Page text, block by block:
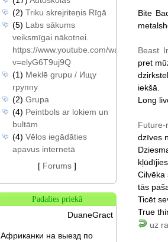
Bite
Beast
pret
iekšā.
Long
Future-
dzīves
kļūdījies.
Cilvēka
tās
Ticēt
True
uz
(2) Triku skrejriteņis Rīgā
(5) Labs sākums
veiksmīgai nākotnei.
https://www.youtube.com/watch?
v=elyG6T9uj9Q
(1) Meklē grupu / Ищу
группу
(2) Grupa
(4) Peintbols ar lokiem un
bultām
(4) Vēlos iegādāties
apavus internetā
[ Forums]
Padalies priekā
DuaneGract
Африканки на выезд по